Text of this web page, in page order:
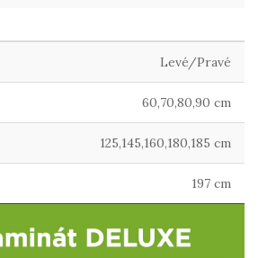
Levé/Pravé
60,70,80,90 cm
125,145,160,180,185 cm
197 cm